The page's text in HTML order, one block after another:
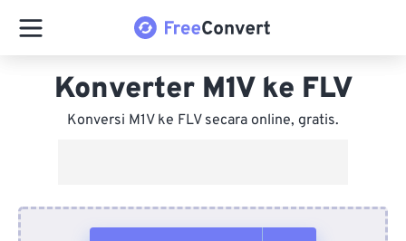
Konverter M1V ke FLV
Konversi M1V ke FLV secara online, gratis.